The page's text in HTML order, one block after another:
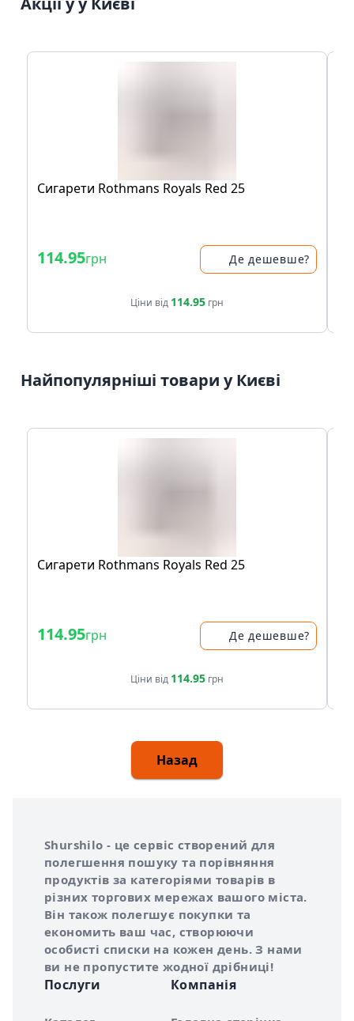
Сигарети Rothmans Royals Red 25
114.95грн Де дешевше?
Ціни від 114.95 грн
Найпопулярніші товари у Києві
Сигарети Rothmans Royals Red 25
114.95грн Де дешевше?
Ціни від 114.95 грн
Назад
Про сервіс Shurshilo
Shurshilo - це сервіс створений для
полегшення пошуку та порівняння
продуктів за категоріями товарів в
різних торгових мережах вашого міста.
Він також полегшує покупки та
економить ваш час, створюючи
особисті списки на кожен день. З нами
ви не пропустите жодної дрібниці!
Послуги Компанія